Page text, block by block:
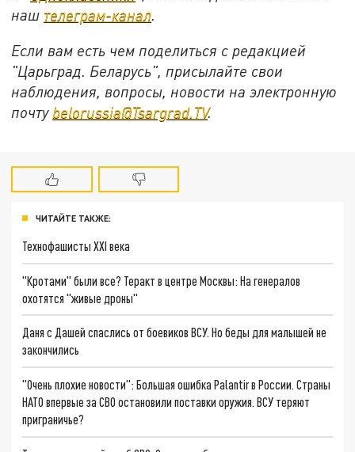
наш телеграм-канал
Если вам есть чем поделиться с редакцией
"Царьград. Беларусь", присылайте свои
наблюдения, вопросы, новости на электронную
почту belorussia@Tsargrad.TV.
ЧИТАЙТЕ ТАКЖЕ:
Технофашисты XXI века
"Кротами" были все? Теракт в центре Москвы: На генералов
охотятся "живые дроны"
Даня с Дашей спаслись от боевиков ВСУ. Но беды для малышей не
закончились
"Очень плохие новости": Большая ошибка Palantir в России. Страны
НАТО впервые за СВО остановили поставки оружия. ВСУ теряют
приграничье?